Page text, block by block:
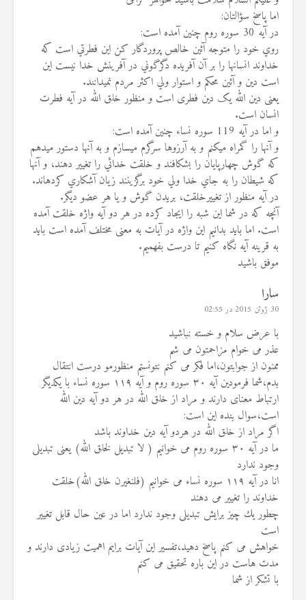
اما پاسخ سؤالتان:‏
در آیه 30 سوره روم چنین آمده است:‏
روي خود را متوجه آئين خالص پروردگار كن اين فطرتي است كه
‏خداوند انسانها را بر آن آفريده دگرگوني در آفرينش خدا نيست اين
است ‏دين و آئين محكم و استوار ولي اكثر مردم نمي‏دانند.‏
یعنی دین الله یک دین فطری است و منظور خلق الله در آیه فطرت
‏انسان است. ‏
و اما در آیه 119 سوره نساء چنین آمده است:‏
و آنها را گمراه ميكنم و به آرزوها سرگرم مي‏سازم و به آنها دستور ‏مي‏دهم
كه گوش چهارپايان را بشكافند و خلقت خدائي را تغيير دهند، و ‏آنها
كه شيطان را به جاي خدا ولي خود برگزينند زيان آشكاري كرده‏اند.‏
در آیه منظور از تغییرخلقت، بریدن گوش و یا هر عضو دیگر.‏
آنچه که در شما این شبه را ایجاد کرده در هر دو آیه واژه خلقت آمده
‏است. اما باید بدانیم این واژه در آیات به معنی مختلف آمده است باید
به ‏قرینه آیه نگاه کنیم تا درست بفهمیم. ‏
موفق باشید
سارا
30 ژوئن 2015 در 02:55
با عرض سلام و خسته نباشيد
عذر مى خوام مزاحمتون مى شم
ممنون از جوابتون،اما فكر مى كنم نتونستم منظورمو درست انتقال
بدم،شما فرمودين آيه ٣٠ سوره روم و آيه ١١٩ سوره نساء با يكديگر
ارتباط معناى دارند و مراد از خلق الله در هر دو آيه دين الله
است،سوال بنده اين است:
اگر مراد از خلق الله در هردو آيه دين خداوند باشد
ما در آيه ٣٠ سوره روم مى خوانيم ( لا تبديل لخلق الله) يعنى تبديلى
وجود ندارد
انا در آيه ١١٩ سوره نساء مى خوانيم (فلنغيرن خلق الله)خلقت
خداوند را تغيير مى دهند
چطور يك چيز برايش تبديلى وجود ندارد اما در عين حال قابل تغيير
است
خواهش مى كنم پاسخ دهيد،تفسير اين آيات برايم اهميت زيادى دارند و
مدت هاست در اين باره تحقيق مى كنم
با تشكر از شما